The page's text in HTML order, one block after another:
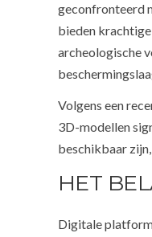
geconfronteerd
bieden
archeologische
Volgens een
3D-modellen
beschikbaar
HET
Digitale